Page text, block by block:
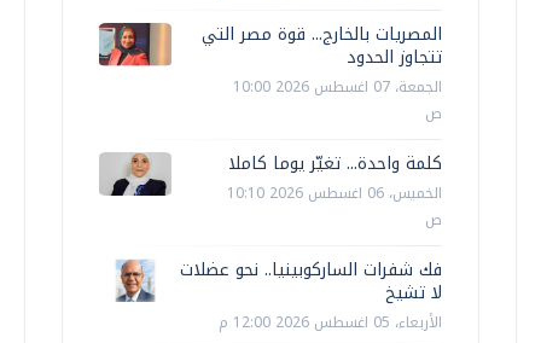
المصريات بالخارج... قوة مصر التي
تتجاوز الحدود
الجمعة، 07 اغسطس 2026 10:00
ص
كلمة واحدة... تغيّر يوما كاملا
الخميس، 06 اغسطس 2026 10:10
ص
فك شفرات الساركوبينيا.. نحو عضلات
لا تشيخ
الأربعاء، 05 اغسطس 2026 12:00 م